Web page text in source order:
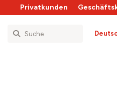
Privatkunden